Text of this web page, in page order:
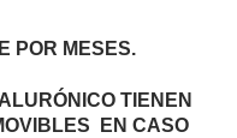
POR MESES.
TIENEN
EN CASO